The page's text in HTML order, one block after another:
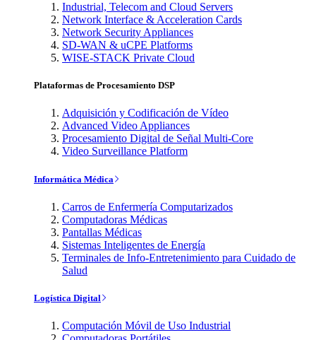
Industrial, Telecom and Cloud Servers
Network Interface & Acceleration Cards
Network Security Appliances
SD-WAN & uCPE Platforms
WISE-STACK Private Cloud
Plataformas de Procesamiento DSP
Adquisición y Codificación de Vídeo
Advanced Video Appliances
Procesamiento Digital de Señal Multi-Core
Video Surveillance Platform
Informática Médica
Carros de Enfermería Computarizados
Computadoras Médicas
Pantallas Médicas
Sistemas Inteligentes de Energía
Terminales de Info-Entretenimiento para Cuidado de
Salud
Logística Digital
Computación Móvil de Uso Industrial